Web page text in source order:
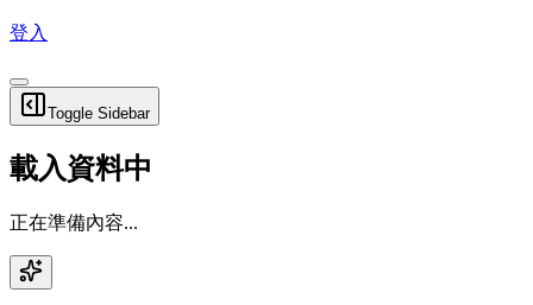
登入
Toggle Sidebar
載入資料中
正在準備內容...